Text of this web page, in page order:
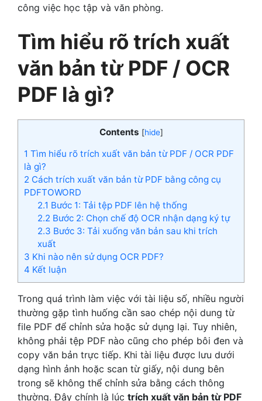
công việc học tập và văn phòng.
Tìm hiểu rõ trích xuất
văn bản từ PDF / OCR
PDF là gì?
Contents [hide]
1 Tìm hiểu rõ trích xuất văn bản từ PDF / OCR PDF
là gì?
2 Cách trích xuất văn bản từ PDF bằng công cụ
PDFTOWORD
2.1 Bước 1: Tải tệp PDF lên hệ thống
2.2 Bước 2: Chọn chế độ OCR nhận dạng ký tự
2.3 Bước 3: Tải xuống văn bản sau khi trích
xuất
3 Khi nào nên sử dụng OCR PDF?
4 Kết luận
Trong quá trình làm việc với tài liệu số, nhiều người
thường gặp tình huống cần sao chép nội dung từ
file PDF để chỉnh sửa hoặc sử dụng lại. Tuy nhiên,
không phải tệp PDF nào cũng cho phép bôi đen và
copy văn bản trực tiếp. Khi tài liệu được lưu dưới
dạng hình ảnh hoặc scan từ giấy, nội dung bên
trong sẽ không thể chỉnh sửa bằng cách thông
thường. Đây chính là lúc trích xuất văn bản từ PDF